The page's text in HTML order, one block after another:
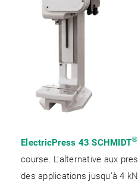
ElectricPress 43 SCHMIDT®
course. L’alternative aux
des applications jusqu’à 4